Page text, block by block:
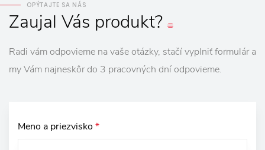
OPÝTAJTE SA NÁS
Zaujal Vás produkt?
Radi vám odpovieme na vaše otázky, stačí vyplniť formulár a
my Vám najneskôr do 3 pracovných dní odpovieme.
Meno a priezvisko *